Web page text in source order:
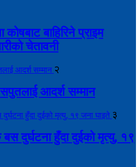
कोषबाट बाहिरिने प्राइम
चेतावनी
२
आदर्श सम्मान
३
बस दुर्घटना हुँदा दुईको मृत्यु, १९